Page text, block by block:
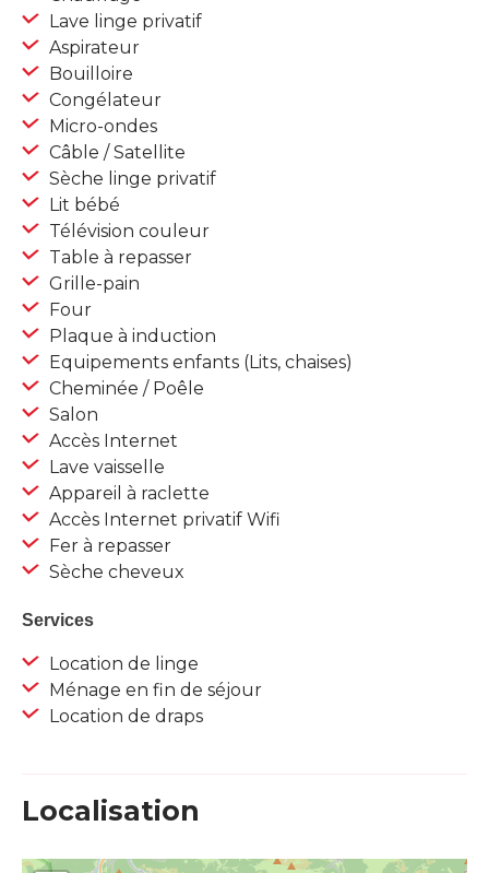
Lave linge privatif
Aspirateur
Bouilloire
Congélateur
Micro-ondes
Câble / Satellite
Sèche linge privatif
Lit bébé
Télévision couleur
Table à repasser
Grille-pain
Four
Plaque à induction
Equipements enfants (Lits, chaises)
Cheminée / Poêle
Salon
Accès Internet
Lave vaisselle
Appareil à raclette
Accès Internet privatif Wifi
Fer à repasser
Sèche cheveux
Services
Location de linge
Ménage en fin de séjour
Location de draps
Localisation